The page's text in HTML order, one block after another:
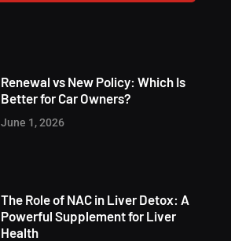
Renewal vs New Policy: Which Is
Better for Car Owners?
June 1, 2026
The Role of NAC in Liver Detox: A
Powerful Supplement for Liver
Health